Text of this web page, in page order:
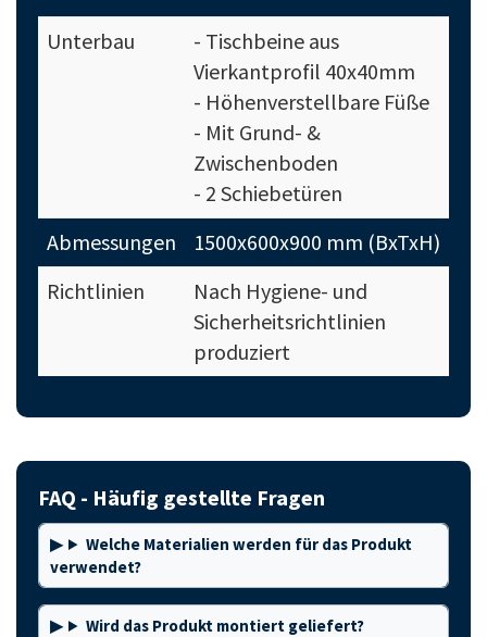
Unterbau
- Tischbeine aus
Vierkantprofil 40x40mm
- Höhenverstellbare Füße
- Mit Grund- &
Zwischenboden
- 2 Schiebetüren
Abmessungen
1500x600x900 mm (BxTxH)
Richtlinien
Nach Hygiene- und
Sicherheitsrichtlinien
produziert
FAQ - Häufig gestellte Fragen
Welche Materialien werden für das Produkt
verwendet?
Wird das Produkt montiert geliefert?